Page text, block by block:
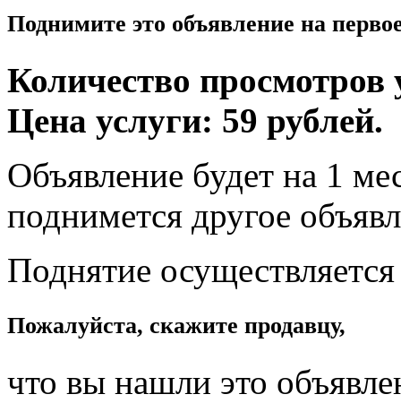
Поднимите это объявление на
Количество просмотров
Цена услуги: 59 рублей.
Объявление будет на 1
поднимется другое
Поднятие
Пожалуйста, скажите продавцу,
что вы нашли это